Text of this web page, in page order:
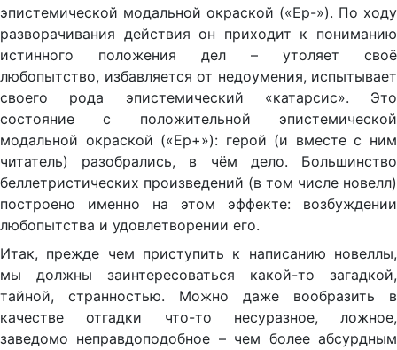
эпистемической модальной окраской («Ep-»). По ходу
разворачивания действия он приходит к пониманию
истинного положения дел – утоляет своё
любопытство, избавляется от недоумения, испытывает
своего рода эпистемический «катарсис». Это
состояние с положительной эпистемической
модальной окраской («Ep+»): герой (и вместе с ним
читатель) разобрались, в чём дело. Большинство
беллетристических произведений (в том числе новелл)
построено именно на этом эффекте: возбуждении
любопытства и удовлетворении его.
Итак, прежде чем приступить к написанию новеллы,
мы должны заинтересоваться какой-то загадкой,
тайной, странностью. Можно даже вообразить в
качестве отгадки что-то несуразное, ложное,
заведомо неправдоподобное – чем более абсурдным